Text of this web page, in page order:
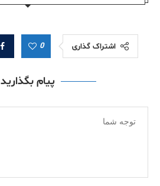
اشتراک گذاری 0
پیام بگذارید